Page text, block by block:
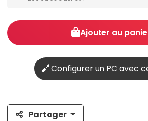
Ajouter au
Configurer un PC avec
Partager